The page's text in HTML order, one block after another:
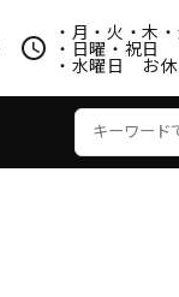
schedule
・月・火・木
・日曜・
・水曜日 お休